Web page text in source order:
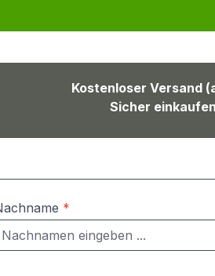
Kostenloser Versand
Sicher
*